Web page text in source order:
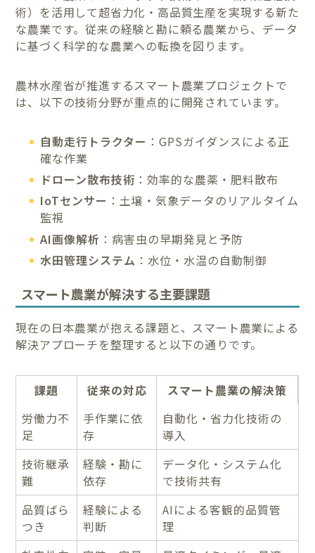
術）を活用して超省力化・高品質生産を実現する新た
な農業です。従来の経験と勘に頼る農業から、データ
に基づく科学的な農業への転換を図ります。
農林水産省が推進するスマート農業プロジェクトで
は、以下の技術分野が重点的に開発されています。
自動走行トラクター ：GPSガイダンスによる正
確な作業
ドローン散布技術 ：効率的な農薬・肥料散布
IoTセンサー ：土壌・気象データのリアルタイム
監視
AI画像解析 ：病害虫の早期発見と予防
水田管理システム ：水位・水温の自動制御
スマート農業が解決する主要課題
現在の日本農業が抱える課題と、スマート農業による
解決アプローチを整理すると以下の通りです。
課題 従来の対応
スマート農業の解決策
労働力不
足
手作業に依
存
自動化・省力化技術の
導入
技術継承
難
経験・勘に
依存
データ化・システム化
で技術共有
品質ばら
つき
経験による
判断
AIによる客観的品質管
理